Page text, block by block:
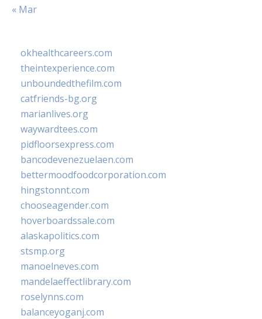
« Mar
okhealthcareers.com
theintexperience.com
unboundedthefilm.com
catfriends-bg.org
marianlives.org
waywardtees.com
pidfloorsexpress.com
bancodevenezuelaen.com
bettermoodfoodcorporation.com
hingstonnt.com
chooseagender.com
hoverboardssale.com
alaskapolitics.com
stsmp.org
manoelneves.com
mandelaeffectlibrary.com
roselynns.com
balanceyoganj.com